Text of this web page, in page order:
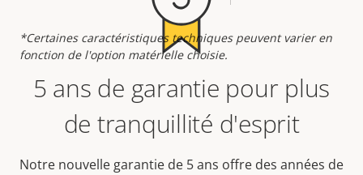
*Certaines caractéristiques techniques peuvent varier en
fonction de l'option matérielle choisie.
5 ans de garantie pour plus
de tranquillité d'esprit
Notre nouvelle garantie de 5 ans offre des années de